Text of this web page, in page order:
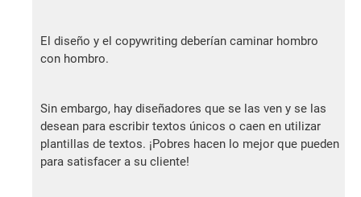
El diseño y el copywriting deberían caminar hombro
con hombro.
Sin embargo, hay diseñadores que se las ven y se las
desean para escribir textos únicos o caen en utilizar
plantillas de textos. ¡Pobres hacen lo mejor que pueden
para satisfacer a su cliente!